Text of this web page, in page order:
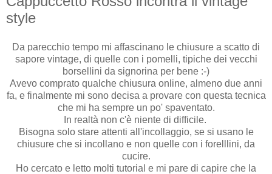
style
Da parecchio tempo mi affascinano le chiusure a scatto di
sapore vintage, di quelle con i pomelli, tipiche dei vecchi
borsellini da signorina per bene :-)
Avevo comprato qualche chiusura online, almeno due anni
fa, e finalmente mi sono decisa a provare con questa tecnica
che mi ha sempre un po' spaventato.
In realtà non c'è niente di difficile.
Bisogna solo stare attenti all'incollaggio, se si usano le
chiusure che si incollano e non quelle con i forelllini, da
cucire.
Ho cercato e letto molti tutorial e mi pare di capire che la